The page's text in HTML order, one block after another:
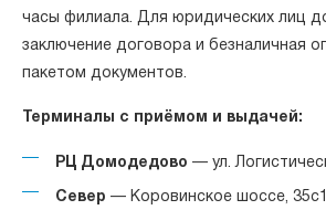
часы филиала. Для юридических лиц
заключение договора и безналичная
пакетом документов.
Терминалы с приёмом и выдачей:
РЦ Домодедово — ул.
Север — Коровинское шоссе, 35с1